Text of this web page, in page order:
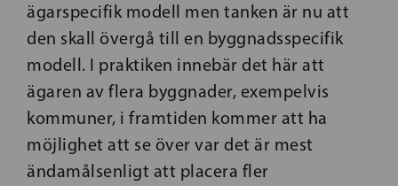
ägarspecifik modell men tanken är nu att
den skall övergå till en byggnadsspecifik
modell. I praktiken innebär det här att
ägaren av flera byggnader, exempelvis
kommuner, i framtiden kommer att ha
möjlighet att se över var det är mest
ändamålsenligt att placera fler